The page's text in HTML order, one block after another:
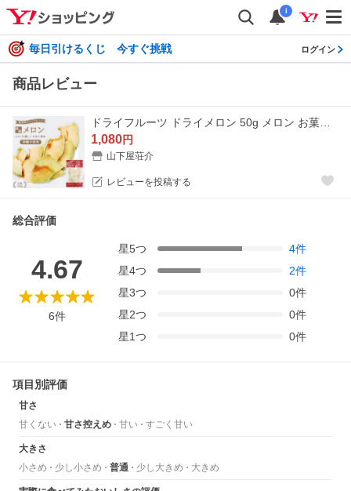
i
毎日引けるくじ 今すぐ挑戦 ログイン
商品レビュー
1,080円
山下屋荘介
レビューを投稿する
総合評価
4.67
6件
星5つ 4件
星4つ 2件
星3つ 0件
星2つ 0件
星1つ 0件
項目別評価
甘さ
甘くない
甘さ控えめ 甘い すごく甘い
大きさ
小さめ
少し小さめ 普通 少し大きめ 大きめ